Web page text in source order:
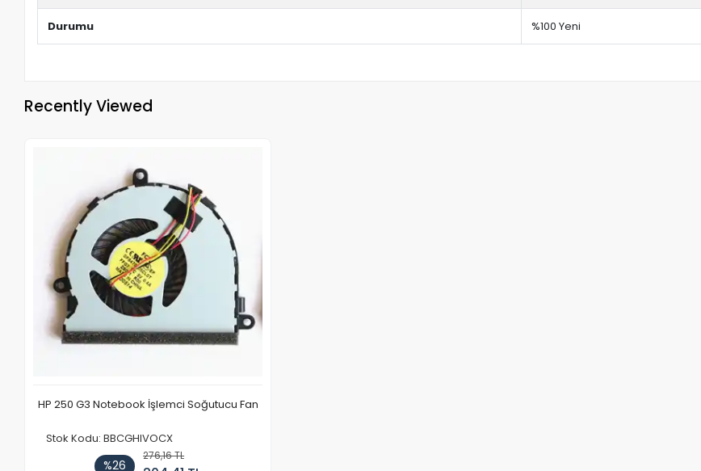
Durumu %100 Yeni
Recently Viewed
HP 250 G3 Notebook İşlemci Soğutucu Fan
Stok Kodu: BBCGHIVOCX
%26
276,16 TL